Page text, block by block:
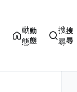
動
態
動
態
搜
尋
搜
尋